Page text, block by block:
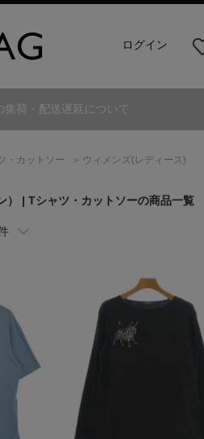
ログイン
り
荷・配送遅延について
・カットソー ウィメンズ(レディース)
| Tシャツ・カットソーの商品一覧